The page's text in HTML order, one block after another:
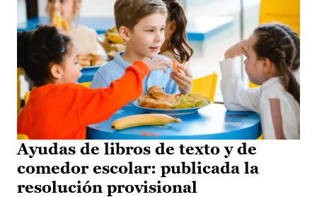
Ayudas de libros de texto y de
comedor escolar: publicada la
resolución provisional